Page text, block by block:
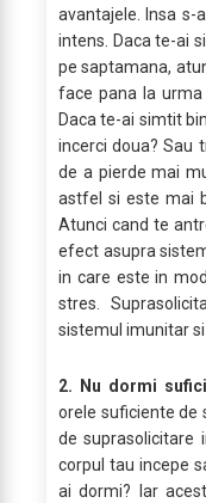
avantajele. Insa s-
intens. Daca te-ai
pe saptamana,
face pana la
Daca te-ai simtit
incerci doua? Sau
de a pierde mai
astfel si este mai
Atunci cand te
efect asupra
in care este in
stres.
sistemul imunitar
2. Nu dormi
orele suficiente de
de suprasolicitare
corpul tau incepe
ai dormi? Iar